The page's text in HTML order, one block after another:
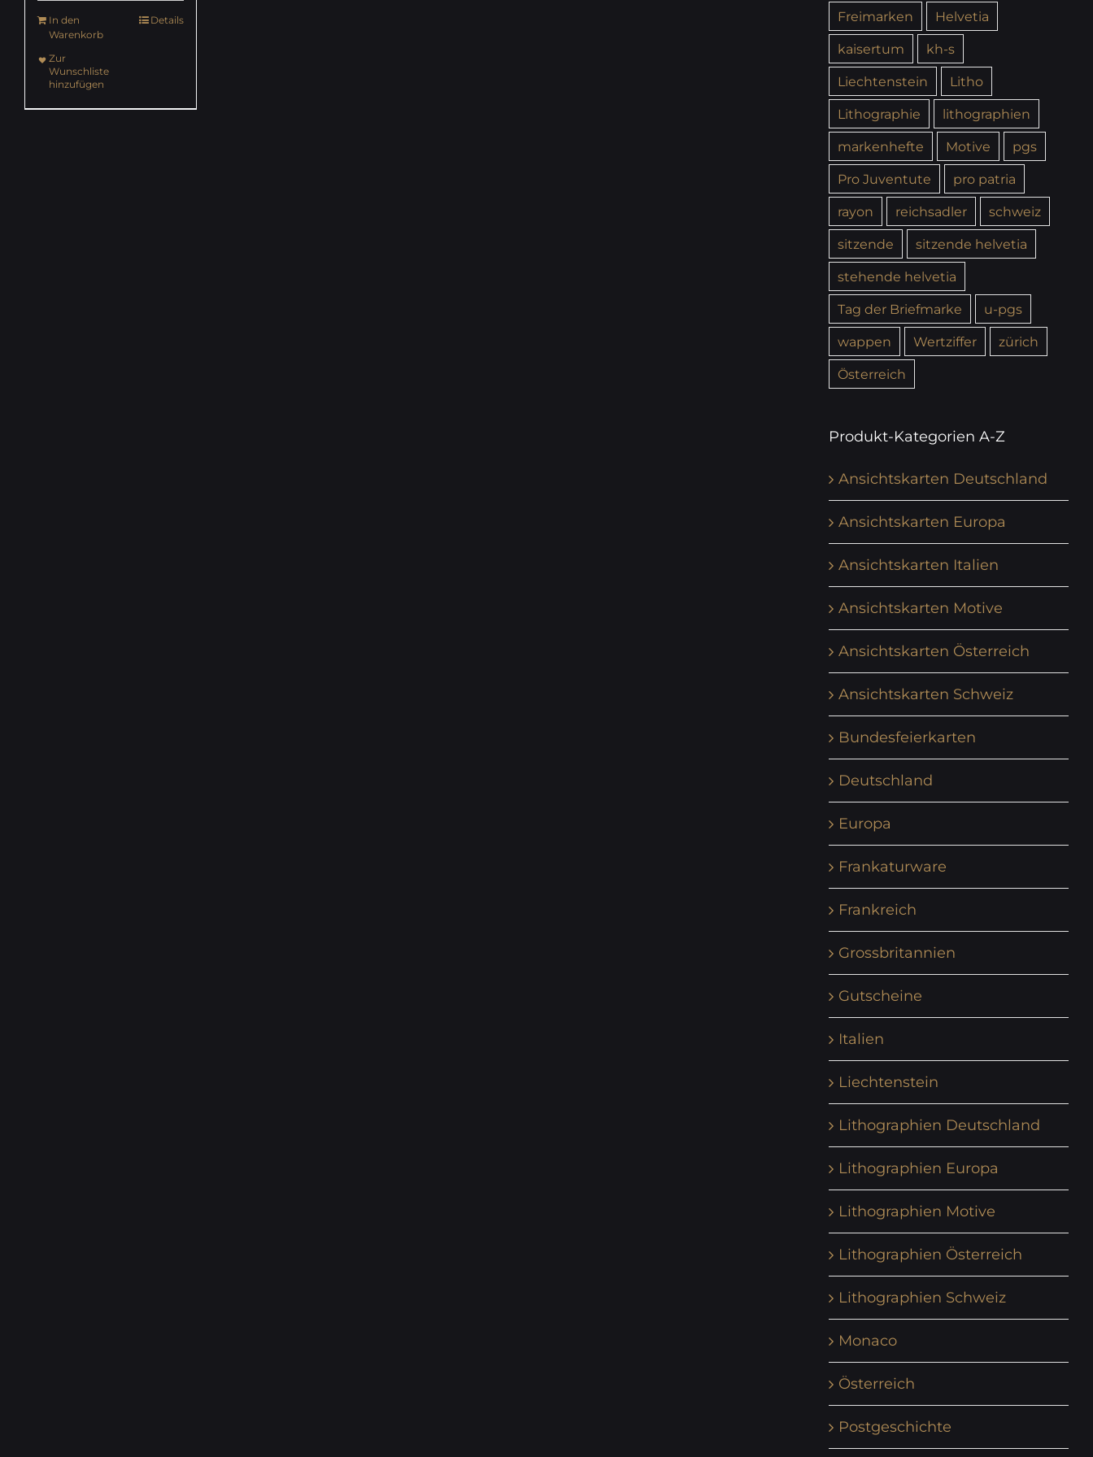
In den
Warenkorb
Details
Zur
Wunschliste
hinzufügen
Freimarken
Helvetia
kaisertum
kh-s
Liechtenstein
Litho
Lithographie
lithographien
markenhefte
Motive
pgs
Pro Juventute
pro patria
rayon
reichsadler
schweiz
sitzende
sitzende helvetia
stehende helvetia
Tag der Briefmarke
u-pgs
wappen
Wertziffer
zürich
Österreich
Produkt-Kategorien A-Z
Ansichtskarten Deutschland
Ansichtskarten Europa
Ansichtskarten Italien
Ansichtskarten Motive
Ansichtskarten Österreich
Ansichtskarten Schweiz
Bundesfeierkarten
Deutschland
Europa
Frankaturware
Frankreich
Grossbritannien
Gutscheine
Italien
Liechtenstein
Lithographien Deutschland
Lithographien Europa
Lithographien Motive
Lithographien Österreich
Lithographien Schweiz
Monaco
Österreich
Postgeschichte